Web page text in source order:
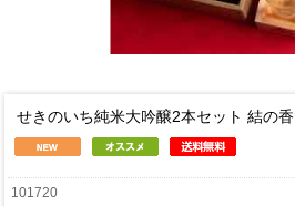
せきのいち純米大吟醸2本セット 結の香
101720